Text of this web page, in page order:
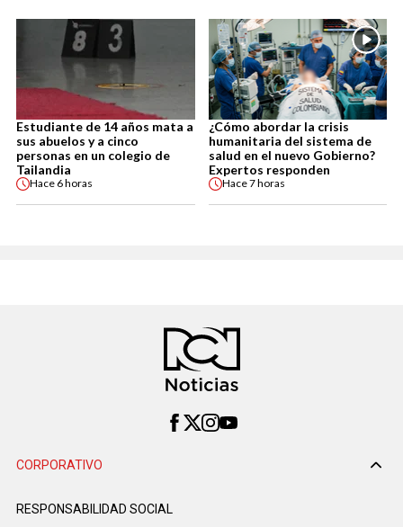
Estudiante de 14 años mata a
sus abuelos y a cinco
personas en un colegio de
Tailandia
Hace 6 horas
¿Cómo abordar la crisis
humanitaria del sistema de
salud en el nuevo Gobierno?
Expertos responden
Hace7 horas
CORPORATIVO
RESPONSABILIDAD SOCIAL